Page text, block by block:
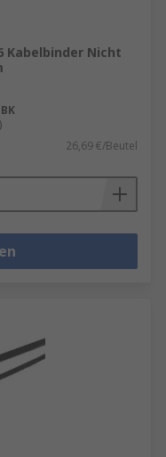
Kabelbinder Nicht
26,69 €/Beutel